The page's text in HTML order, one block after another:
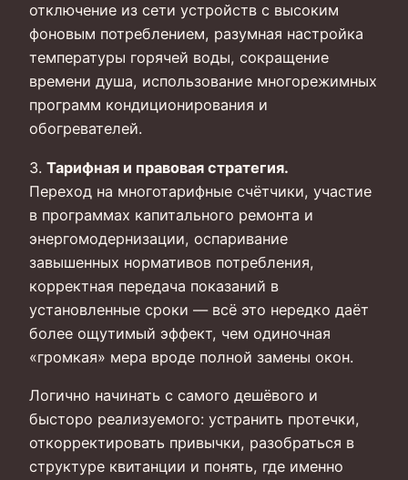
отключение из сети устройств с высоким
фоновым потреблением, разумная настройка
температуры горячей воды, сокращение
времени душа, использование многорежимных
программ кондиционирования и
обогревателей.
3. Тарифная и правовая стратегия.
Переход на многотарифные счётчики, участие
в программах капитального ремонта и
энергомодернизации, оспаривание
завышенных нормативов потребления,
корректная передача показаний в
установленные сроки — всё это нередко даёт
более ощутимый эффект, чем одиночная
«громкая» мера вроде полной замены окон.
Логично начинать с самого дешёвого и
бысторо реализуемого: устранить протечки,
откорректировать привычки, разобраться в
структуре квитанции и понять, где именно